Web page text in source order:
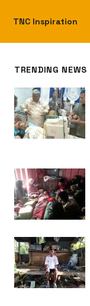
TNC Inspiration
TRENDING NEWS